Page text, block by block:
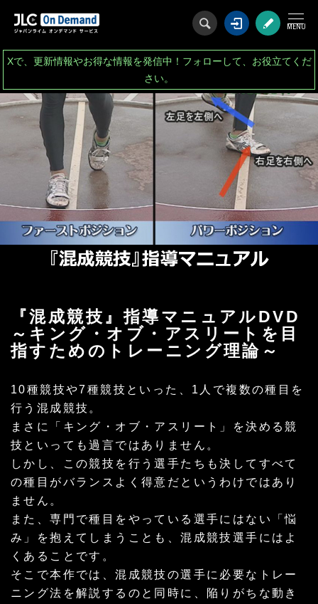
ログイン会
Xで、更新情報やお得な情報を発信中！フォローして、お役立てくだ
さい。
『混成競技』指導マニュアルDVD
～キング・オブ・アスリートを目
指すためのトレーニング理論～
10種競技や7種競技といった、1人で複数の種目を
行う混成競技。
まさに「キング・オブ・アスリート」を決める競
技といっても過言ではありません。
しかし、この競技を行う選手たちも決してすべて
の種目がバランスよく得意だというわけではあり
ません。
また、専門で種目をやっている選手にはない「悩
み」を抱えてしまうことも、混成競技選手にはよ
くあることです。
そこで本作では、混成競技の選手に必要なトレー
ニング法を解説するのと同時に、陥りがちな動き